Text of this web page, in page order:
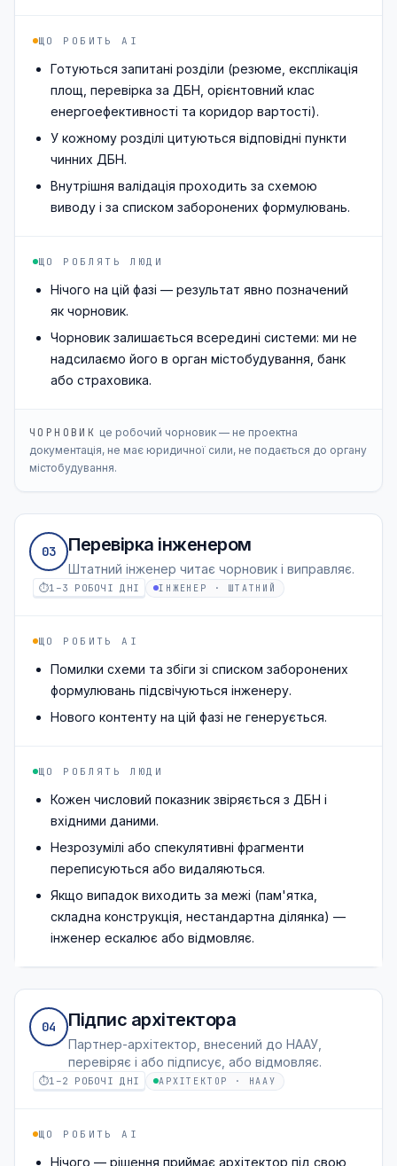
ЩО РОБИТЬ AI
Готуються запитані розділи (резюме, експлікація
площ, перевірка за ДБН, орієнтовний клас
енергоефективності та коридор вартості).
У кожному розділі цитуються відповідні пункти
чинних ДБН.
Внутрішня валідація проходить за схемою
виводу і за списком заборонених формулювань.
ЩО РОБЛЯТЬ ЛЮДИ
Нічого на цій фазі — результат явно позначений
як чорновик.
Чорновик залишається всередині системи: ми не
надсилаємо його в орган містобудування, банк
або страховика.
ЧОРНОВИК це робочий чорновик — не проектна
документація, не має юридичної сили, не подається до органу
містобудування.
03 Перевірка інженером
Штатний інженер читає чорновик і виправляє.
⏱1–3 РОБОЧІ ДНІ ІНЖЕНЕР · ШТАТНИЙ
ЩО РОБИТЬ AI
Помилки схеми та збіги зі списком заборонених
формулювань підсвічуються інженеру.
Нового контенту на цій фазі не генерується.
ЩО РОБЛЯТЬ ЛЮДИ
Кожен числовий показник звіряється з ДБН і
вхідними даними.
Незрозумілі або спекулятивні фрагменти
переписуються або видаляються.
Якщо випадок виходить за межі (пам'ятка,
складна конструкція, нестандартна ділянка) —
інженер ескалює або відмовляє.
04 Підпис архітектора
Партнер-архітектор, внесений до НААУ,
перевіряє і або підписує, або відмовляє.
⏱1–2 РОБОЧІ ДНІ АРХІТЕКТОР · НААУ
ЩО РОБИТЬ AI
Нічого — рішення приймає архітектор під свою